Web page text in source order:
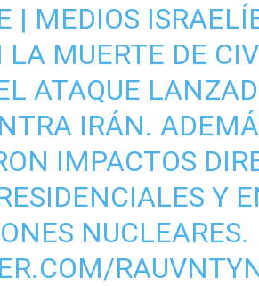
| MEDIOS
LA MUERTE DE
ATAQUE
IRÁN.
IMPACTOS
Y
NUCLEARES.